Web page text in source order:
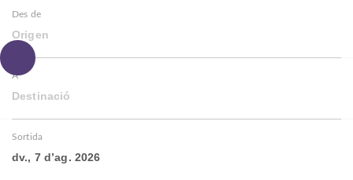
Des de
Origen
A
Destinació
Sortida
dv., 7 d’ag. 2026